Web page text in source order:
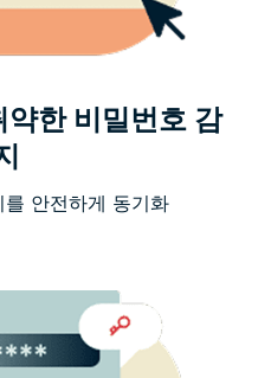
한 비밀번호 감
안전하게 동기화